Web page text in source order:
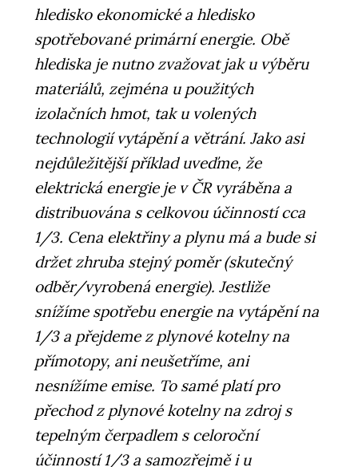
hledisko ekonomické a hledisko
spotřebované primární energie. Obě
hlediska je nutno zvažovat jak u výběru
materiálů, zejména u použitých
izolačních hmot, tak u volených
technologií vytápění a větrání. Jako asi
nejdůležitější příklad uveďme, že
elektrická energie je v ČR vyráběna a
distribuována s celkovou účinností cca
1/3. Cena elektřiny a plynu má a bude si
držet zhruba stejný poměr (skutečný
odběr/vyrobená energie). Jestliže
snížíme spotřebu energie na vytápění na
1/3 a přejdeme z plynové kotelny na
přímotopy, ani neušetříme, ani
nesnížíme emise. To samé platí pro
přechod z plynové kotelny na zdroj s
tepelným čerpadlem s celoroční
účinností 1/3 a samozřejmě i u